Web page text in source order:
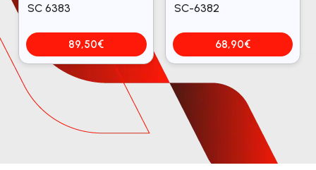
SC 6383
89,50€
SC-6382
68,90€